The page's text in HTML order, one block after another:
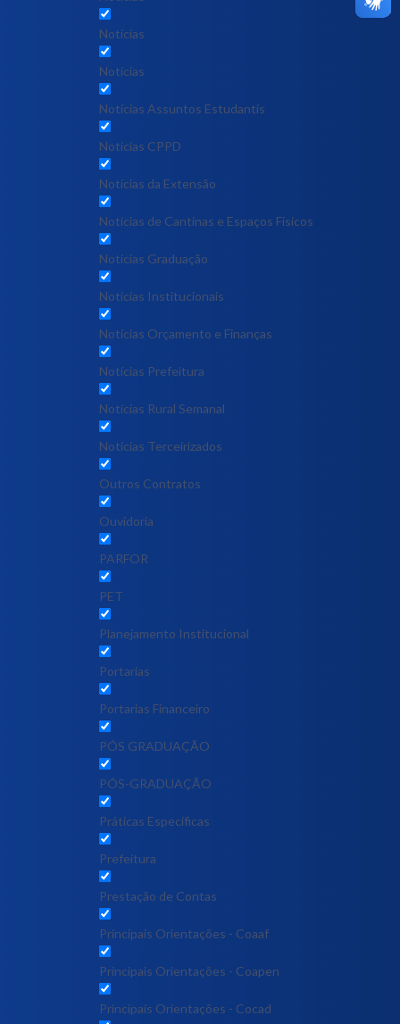
Notícias
Notícias
Notícias Assuntos Estudantis
Notícias CPPD
Notícias da Extensão
Notícias de Cantinas e Espaços Físicos
Notícias Graduação
Notícias Institucionais
Notícias Orçamento e Finanças
Notícias Prefeitura
Notícias Rural Semanal
Notícias Terceirizados
Outros Contratos
Ouvidoria
PARFOR
PET
Planejamento Institucional
Portarias
Portarias Financeiro
PÓS GRADUAÇÃO
PÓS-GRADUAÇÃO
Práticas Específicas
Prefeitura
Prestação de Contas
Principais Orientações - Coaaf
Principais Orientações - Coapen
Principais Orientações - Cocad